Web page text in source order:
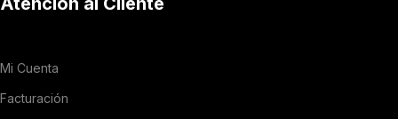
Mi Cuenta
Facturación